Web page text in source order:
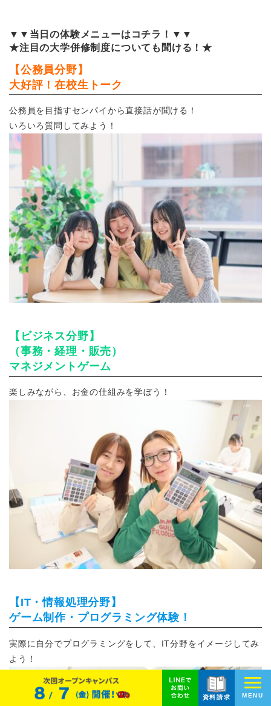
▼▼当日の体験メニューはコチラ！▼▼
★注目の大学併修制度についても聞ける！★
【公務員分野】
大好評！在校生トーク
公務員を目指すセンパイから直接話が聞ける！
いろいろ質問してみよう！
【ビジネス分野】
（事務・経理・販売）
マネジメントゲーム
楽しみながら、お金の仕組みを学ぼう！
【IT・情報処理分野】
ゲーム制作・プログラミング体験！
実際に自分でプログラミングをして、IT分野をイメージしてみ
よう！
資料請求 MENU